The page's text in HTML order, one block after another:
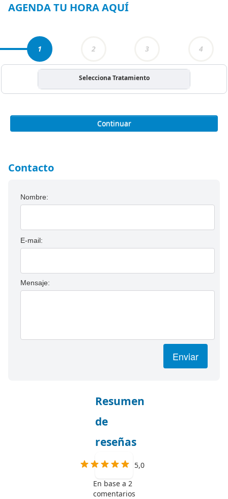
AGENDA TU HORA AQUÍ
1 2 3 4
Selecciona Tratamiento
Continuar
Contacto
Nombre:
E-mail:
Mensaje:
Enviar
Resumen
de
reseñas
5,0
En base a 2
comentarios